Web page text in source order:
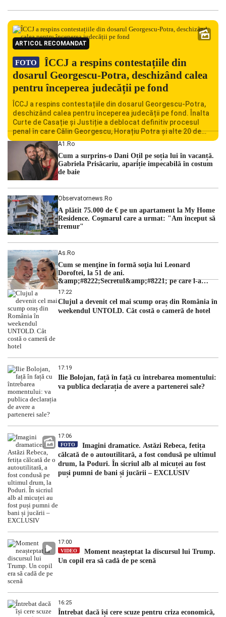
ARTICOL RECOMANDAT
FOTO
ÎCCJ a respins contestațiile din
dosarul Georgescu-Potra, deschizând calea
pentru începerea judecății pe fond
ÎCCJ a respins contestațiile din dosarul Georgescu-Potra,
deschizând calea pentru începerea judecății pe fond. Înalta
Curte de Casație și Justiție a deblocat definitiv procesul
penal în care Călin Georgescu, Horațiu Potra și alte 20 de
persoane sunt acuzați de acțiuni îndreptate împotriva
ordinii constituționale. În ședința din camera preliminară,
judecătorii de la instanța supremă au […]
A1.ro
Cum a surprins-o Dani Oțil pe soția lui în vacanță.
Gabriela Prisăcariu, apariție impecabilă în costum
de baie
Observatornews.ro
A plătit 75.000 de € pe un apartament la My Home
Residence. Coşmarul care a urmat: "Am început să
tremur"
As.ro
Cum se menţine în formă soţia lui Leonard
Doroftei, la 51 de ani.
&amp;#8222;Secretul&amp;#8221; pe care l-a
dezvăluit
17:22
Clujul a devenit cel mai scump oraș din România în
weekendul UNTOLD. Cât costă o cameră de hotel
17:19
Ilie Bolojan, față în față cu întrebarea momentului:
va publica declarația de avere a partenerei sale?
17:06
FOTO
Imagini dramatice. Astăzi Rebeca, fetița
călcată de o autoutilitară, a fost condusă pe ultimul
drum, la Poduri. În sicriul alb al micuței au fost
puși pumni de bani și jucării – EXCLUSIV
17:00
VIDEO
Moment neașteptat la discursul lui Trump.
Un copil era să cadă de pe scenă
16:25
Întrebat dacă își cere scuze pentru criza economică,